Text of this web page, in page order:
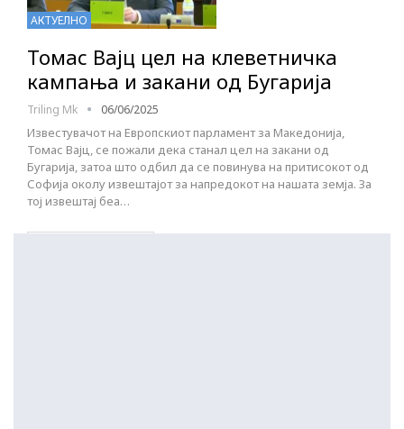
АКТУЕЛНО
Томас Вајц цел на клеветничка
кампања и закани од Бугарија
Triling Mk 06/06/2025
Известувачот на Европскиот парламент за Македонија,
Томас Вајц, се пожали дека станал цел на закани од
Бугарија, затоа што одбил да се повинува на притисокот од
Софија околу извештајот за напредокот на нашата земја. За
тој извештај беа…